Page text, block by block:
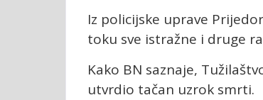
Iz policijske uprave
toku sve istražne i druge
Kako BN saznaje,
utvrdio tačan uzrok smrti.